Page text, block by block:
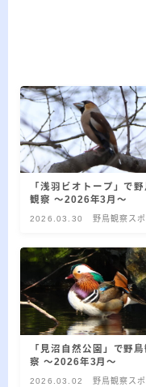
3月～
「秋
月～
2026.03.08
「見
月～
2026.03.02
「さ
2026
2026
2026.01.02
カテゴリー
「浅羽ビオトープ」で野
観察 ～2026年3月～
2026.03.30
野鳥観察スポ
「見沼自然公園」で野鳥
察 ～2026年3月～
2026.03.02
野鳥観察スポ